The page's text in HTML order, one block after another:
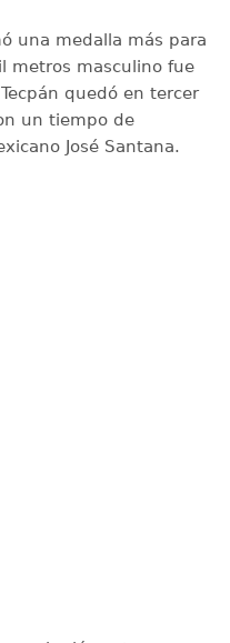
una medalla más para
metros masculino fue
quedó en tercer
un tiempo de
José Santana.